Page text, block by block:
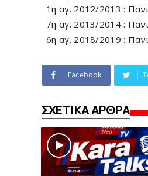
1η αγ. 2012/2013 :
7η αγ. 2013/2014 :
6η αγ. 2018/2019 :
Facebook
ΣΧΕΤΙΚΑ ΑΡΘΡΑ